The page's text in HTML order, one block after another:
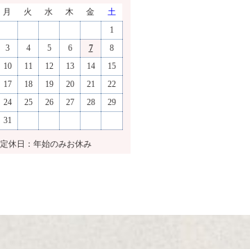
月 火 水 木 金
土
1
3 4 5 6 7
8
10 11 12 13 14
15
17 18 19 20 21
22
24 25 26 27 28
29
31
定休日：年始のみお休み